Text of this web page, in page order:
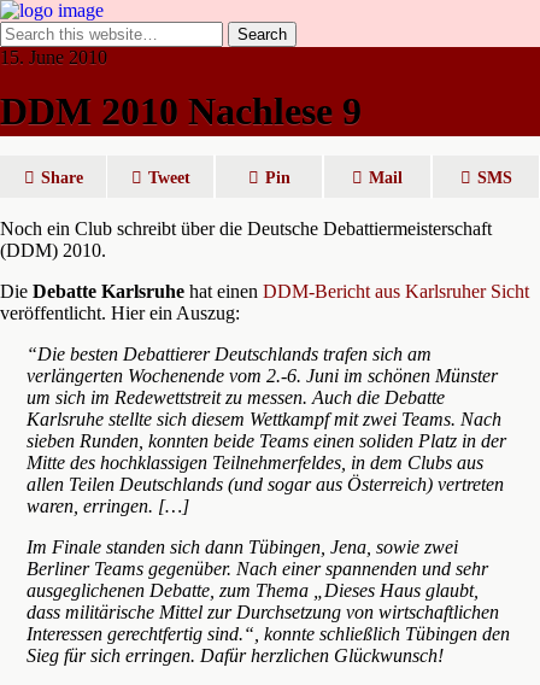
15. June 2010
DDM 2010 Nachlese 9
Share Tweet Pin Mail SMS
Noch ein Club schreibt über die Deutsche Debattiermeisterschaft
(DDM) 2010.
Die Debatte Karlsruhe hat einen DDM-Bericht aus Karlsruher Sicht
veröffentlicht. Hier ein Auszug:
“Die besten Debattierer Deutschlands trafen sich am
verlängerten Wochenende vom 2.-6. Juni im schönen Münster
um sich im Redewettstreit zu messen. Auch die Debatte
Karlsruhe stellte sich diesem Wettkampf mit zwei Teams. Nach
sieben Runden, konnten beide Teams einen soliden Platz in der
Mitte des hochklassigen Teilnehmerfeldes, in dem Clubs aus
allen Teilen Deutschlands (und sogar aus Österreich) vertreten
waren, erringen. […]
Im Finale standen sich dann Tübingen, Jena, sowie zwei
Berliner Teams gegenüber. Nach einer spannenden und sehr
ausgeglichenen Debatte, zum Thema „Dieses Haus glaubt,
dass militärische Mittel zur Durchsetzung von wirtschaftlichen
Interessen gerechtfertig sind.“, konnte schließlich Tübingen den
Sieg für sich erringen. Dafür herzlichen Glückwunsch!